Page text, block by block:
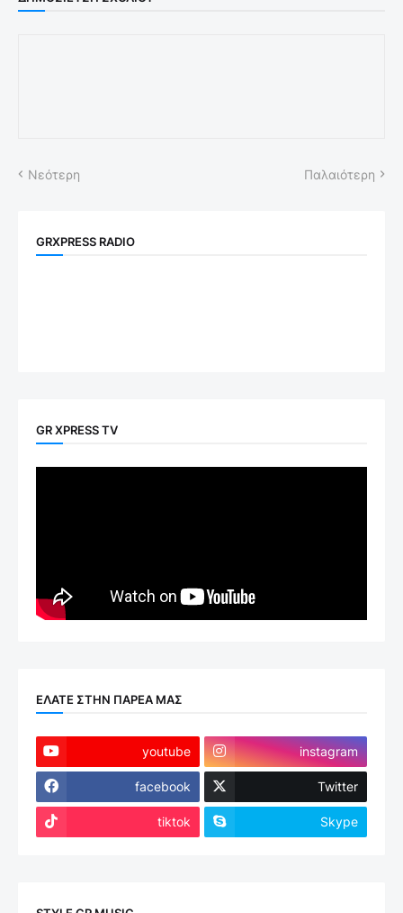
Νεότερη Παλαιότερη
GRXPRESS RADIO
GR XPRESS TV
ΕΛΑΤΕ ΣΤΗΝ ΠΑΡΕΑ ΜΑΣ
youtube instagram
facebook Twitter
tiktok Skype